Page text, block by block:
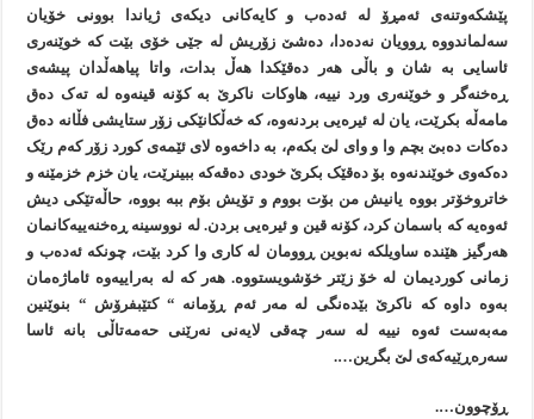
پێشکەوتنەی ئەمڕۆ لە ئەدەب و کايەکانی ديکەی ژياندا بوونی خۆيان
سەلماندووە ڕوويان نەدەدا، دەشێ زۆريش لە جێی خۆی بێت کە خوێنەری
ئاسایی بە شان و باڵی هەر دەقێکدا هەڵ بدات، واتا پياهەڵدان پيشەی
ڕەخنەگر و خوێنەری ورد نييە، هاوکات ناکرێ بە کۆنە قينەوە لە تەک دەق
مامەڵە بکرێت، يان لە ئيرەیی بردنەوە، کە خەڵکانێکی زۆر ستايشی فڵانە دەق
دەکات دەبێ بچم وا و وای لێ بکەم، بە داخەوە لای ئێمەی کورد زۆر کەم رێک
دەکەوی خوێندنەوە بۆ دەقێک بکرێ خودی دەقەکە ببينرێت، يان خزم خزمێنە و
خاتروخۆتر بووە يانيش من بۆت بووم و تۆيش بۆم ببە بووە، حاڵەتێکی ديش
ئەوەيە کە باسمان کرد، کۆنە قين و ئيرەیی بردن. لە نووسينە ڕەخنەييەکانمان
هەرگيز هێندە ساويلکە نەبوين ڕوومان لە کاری وا کرد بێت، چونکە ئەدەب و
زمانی کورديمان لە خۆ زێتر خۆشويستووە. هەر کە لە بەراييەوە ئاماژەمان
بەوە داوە کە ناکرێ بێدەنگی لە مەر ئەم ڕۆمانە “ کتێبفرۆش “ بنوێنين
مەبەست ئەوە نييە لە سەر چەقی لايەنی نەرێنی حەمەتاڵی بانە ئاسا
سەرەڕێيەکەی لێ بگرين….
ڕۆچوون….